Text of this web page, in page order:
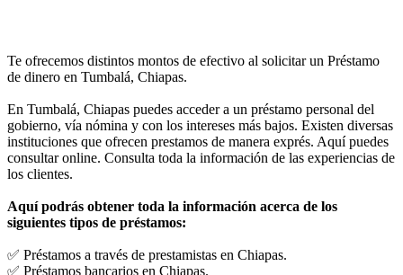
Te ofrecemos distintos montos de efectivo al solicitar un Préstamo
de dinero en Tumbalá, Chiapas.
En Tumbalá, Chiapas puedes acceder a un préstamo personal del
gobierno, vía nómina y con los intereses más bajos. Existen diversas
instituciones que ofrecen prestamos de manera exprés. Aquí puedes
consultar online. Consulta toda la información de las experiencias de
los clientes.
Aquí podrás obtener toda la información acerca de los
siguientes tipos de préstamos:
✅ Préstamos a través de prestamistas en Chiapas.
✅ Préstamos bancarios en Chiapas.